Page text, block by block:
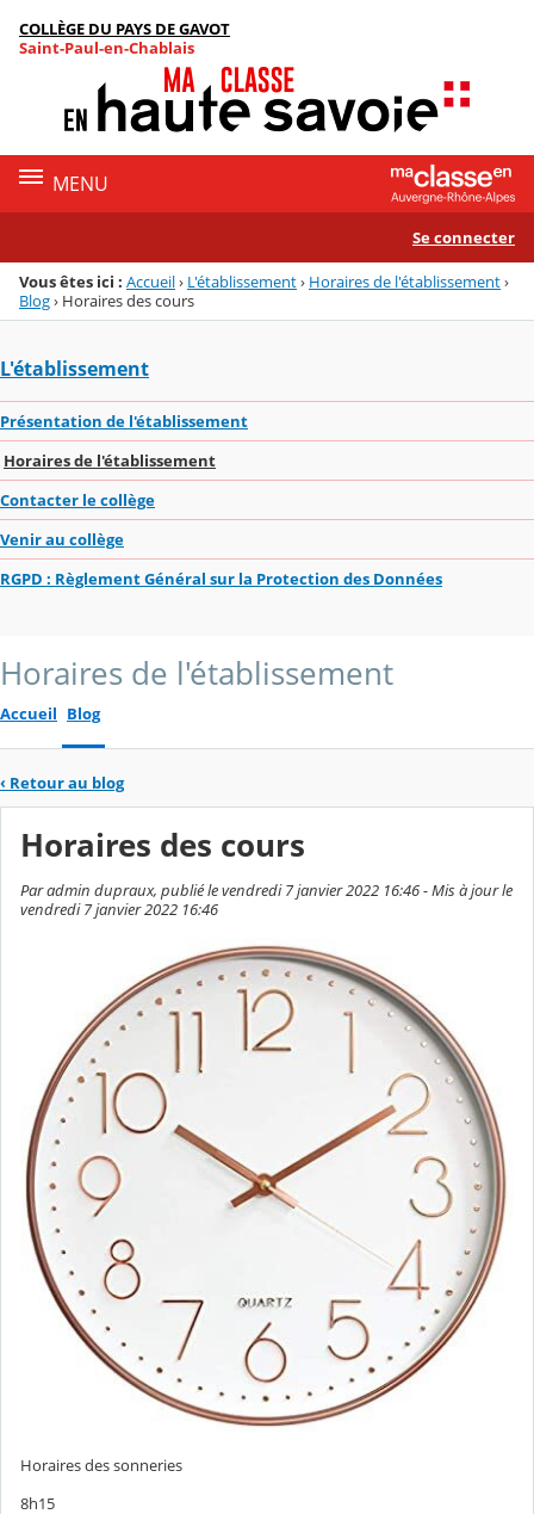
Menu de la rubrique
Contenu
COLLÈGE DU PAYS DE GAVOT
Saint-Paul-en-Chablais
MENU
Se connecter
Vous êtes ici : Accueil› L'établissement› Horaires de l'établissement›
Blog› Horaires des cours
L'établissement
Présentation de l'établissement
Horaires de l'établissement
Contacter le collège
Venir au collège
RGPD : Règlement Général sur la Protection des Données
Horaires de l'établissement
Accueil Blog
‹ Retour au blog
Horaires des cours
Par admin dupraux, publié le vendredi 7 janvier 2022 16:46 - Mis à jour le
vendredi 7 janvier 2022 16:46
Horaires des sonneries
8h15